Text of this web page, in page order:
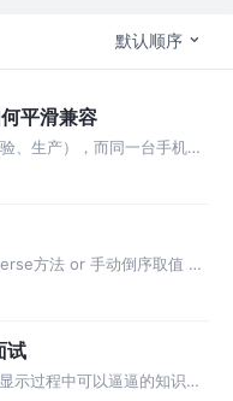
默认顺序
平滑兼容
、生产），而同一台手机打
），这就会导致本地
方法 or 手动倒序取值 区
：反转过程中用绝对值计
试
示过程中可以逼逼的知识